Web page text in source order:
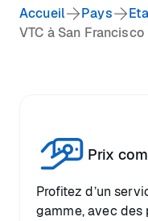
Accueil Pays
VTC à San Francisco
Prix
Profitez d’un
gamme, avec